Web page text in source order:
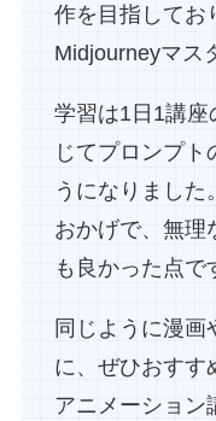
作を目指してお
Midjourneyマス
学習は1日1講座
じてプロンプト
うになりました
おかげで、無理
も良かった点で
同じように漫画
に、ぜひおすす
アニメーション